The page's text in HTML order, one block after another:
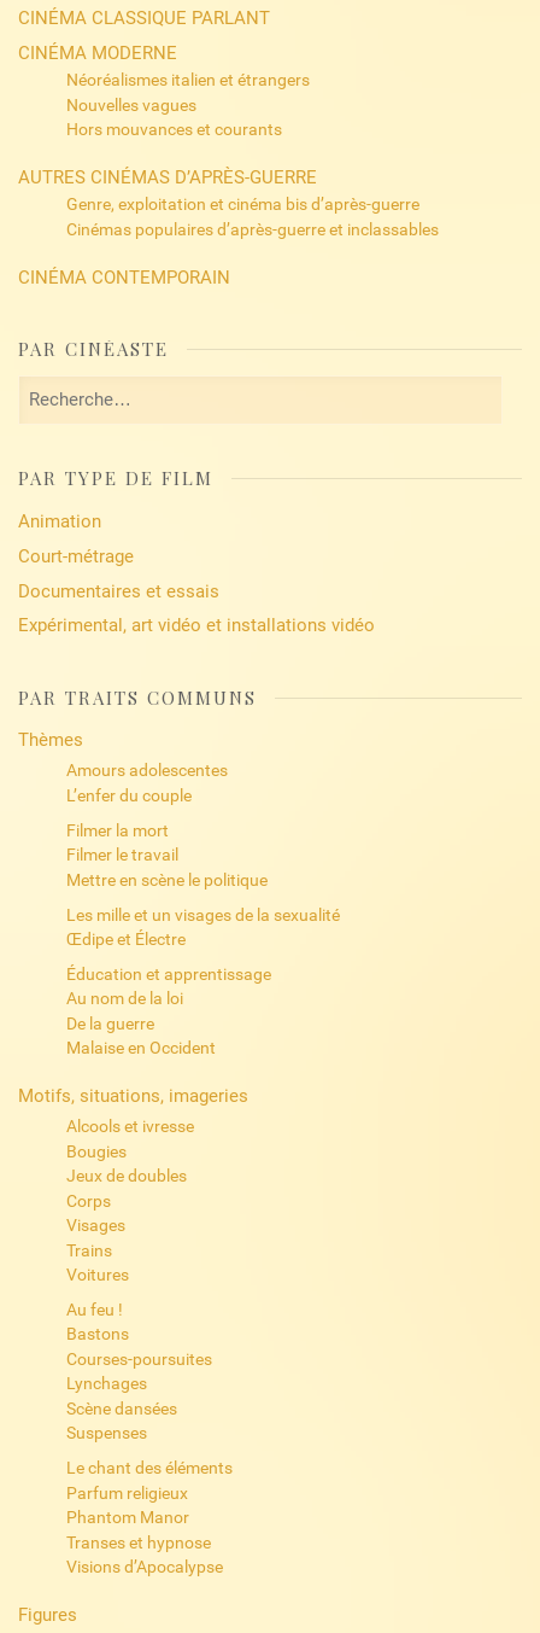
CINÉMA CLASSIQUE PARLANT
CINÉMA MODERNE
Néoréalismes italien et étrangers
Nouvelles vagues
Hors mouvances et courants
AUTRES CINÉMAS D’APRÈS-GUERRE
Genre, exploitation et cinéma bis d’après-guerre
Cinémas populaires d’après-guerre et inclassables
CINÉMA CONTEMPORAIN
PAR CINÉASTE
Rechercher :
PAR TYPE DE FILM
Animation
Court-métrage
Documentaires et essais
Expérimental, art vidéo et installations vidéo
PAR TRAITS COMMUNS
Thèmes
Amours adolescentes
L’enfer du couple
Filmer la mort
Filmer le travail
Mettre en scène le politique
Les mille et un visages de la sexualité
Œdipe et Électre
Éducation et apprentissage
Au nom de la loi
De la guerre
Malaise en Occident
Motifs, situations, imageries
Alcools et ivresse
Bougies
Jeux de doubles
Corps
Visages
Trains
Voitures
Au feu !
Bastons
Courses-poursuites
Lynchages
Scène dansées
Suspenses
Le chant des éléments
Parfum religieux
Phantom Manor
Transes et hypnose
Visions d’Apocalypse
Figures